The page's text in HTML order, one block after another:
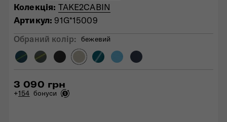
Колекція: TAKE2CABIN
Артикул:91G*15009
Обраний колiр: бежевий
3 090 грн
+154 бонуси